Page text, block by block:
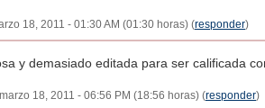
18, 2011 - 01:30 AM (01:30 horas) (responder)
y demasiado editada para ser calificada
18, 2011 - 06:56 PM (18:56 horas) (responder)